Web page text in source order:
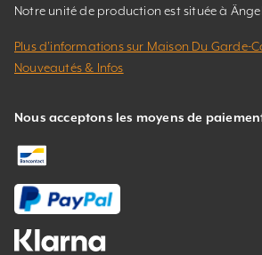
Notre unité de production est située à
Plus d’informations sur Maison Du Garde-
Nouveautés & Infos
Nous acceptons les moyens de